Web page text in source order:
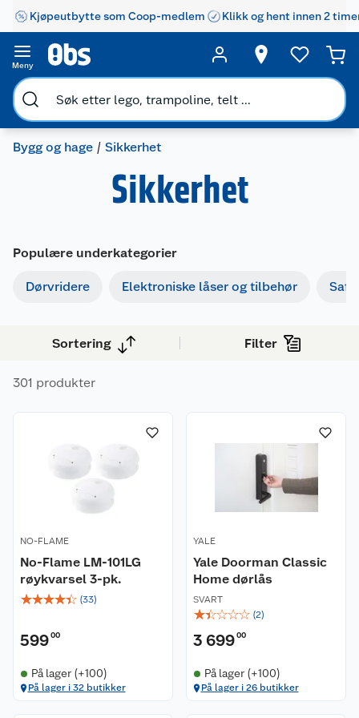
Kjøpeutbytte som Coop-medlem Klikk og hent innen 2
Meny
Bygg og hage Sikkerhet
Sikkerhet
Populære underkategorier
Dørvridere Elektroniske låser og tilbehør
Sortering Filter
301 produkter
NO-FLAME
No-Flame LM-101LG
røykvarsel 3-pk.
☆☆☆☆☆ (33)
59900
På lager (+100)
På lager i 32 butikker
YALE
Yale Doorman Classic
Home dørlås
SVART
☆☆☆☆☆ (2)
3 69900
På lager (+100)
På lager i 26 butikker